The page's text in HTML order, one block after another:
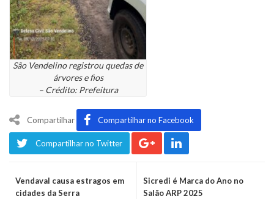
São Vendelino registrou quedas de
árvores e fios
– Crédito: Prefeitura
Compartilhar Compartilhar no Facebook
Compartilhar no Twitter
Vendaval causa estragos em
cidades da Serra
Sicredi é Marca do Ano no
Salão ARP 2025